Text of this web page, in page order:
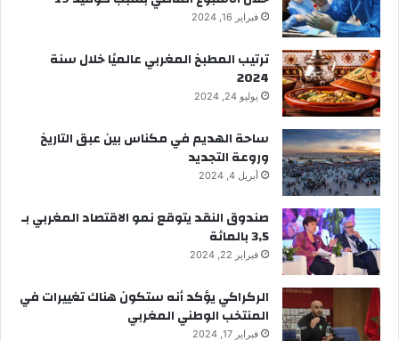
فبراير 16, 2024
ترتيب المطبخ المغربي عالميًا خلال سنة
2024
يوليو 24, 2024
ساحة الهديم في مكناس بين عبق التاريخ
وروعة التجديد
أبريل 4, 2024
صندوق النقد يتوقع نمو الاقتصاد المغربي بـ
3,5 بالمائة
فبراير 22, 2024
الركراكي يؤكد أنه ستكون هناك تغييرات في
المنتخب الوطني المغربي
فبراير 17, 2024